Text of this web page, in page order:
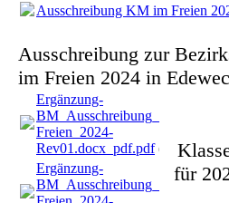
Ausschreibung KM im Freien
Ausschreibung zur
im Freien 2024 in
Ergänzung-
BM_Ausschreibung_WA-in-
Freien_2024-
Rev01.docx_pdf.pdf(446.64KB)
Ergänzung-
BM_Ausschreibung_WA-in-
für